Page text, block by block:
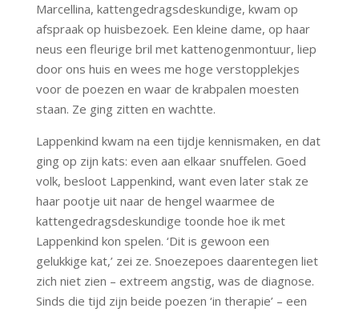
Marcellina, kattengedragsdeskundige, kwam op
afspraak op huisbezoek. Een kleine dame, op haar
neus een fleurige bril met kattenogenmontuur, liep
door ons huis en wees me hoge verstopplekjes
voor de poezen en waar de krabpalen moesten
staan. Ze ging zitten en wachtte.
Lappenkind kwam na een tijdje kennismaken, en dat
ging op zijn kats: even aan elkaar snuffelen. Goed
volk, besloot Lappenkind, want even later stak ze
haar pootje uit naar de hengel waarmee de
kattengedragsdeskundige toonde hoe ik met
Lappenkind kon spelen. ‘Dit is gewoon een
gelukkige kat,’ zei ze. Snoezepoes daarentegen liet
zich niet zien – extreem angstig, was de diagnose.
Sinds die tijd zijn beide poezen ‘in therapie’ – een